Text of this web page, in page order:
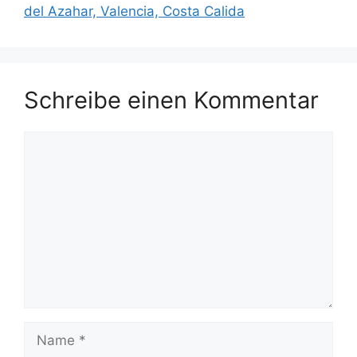
del Azahar, Valencia, Costa Calida
Schreibe einen Kommentar
Name